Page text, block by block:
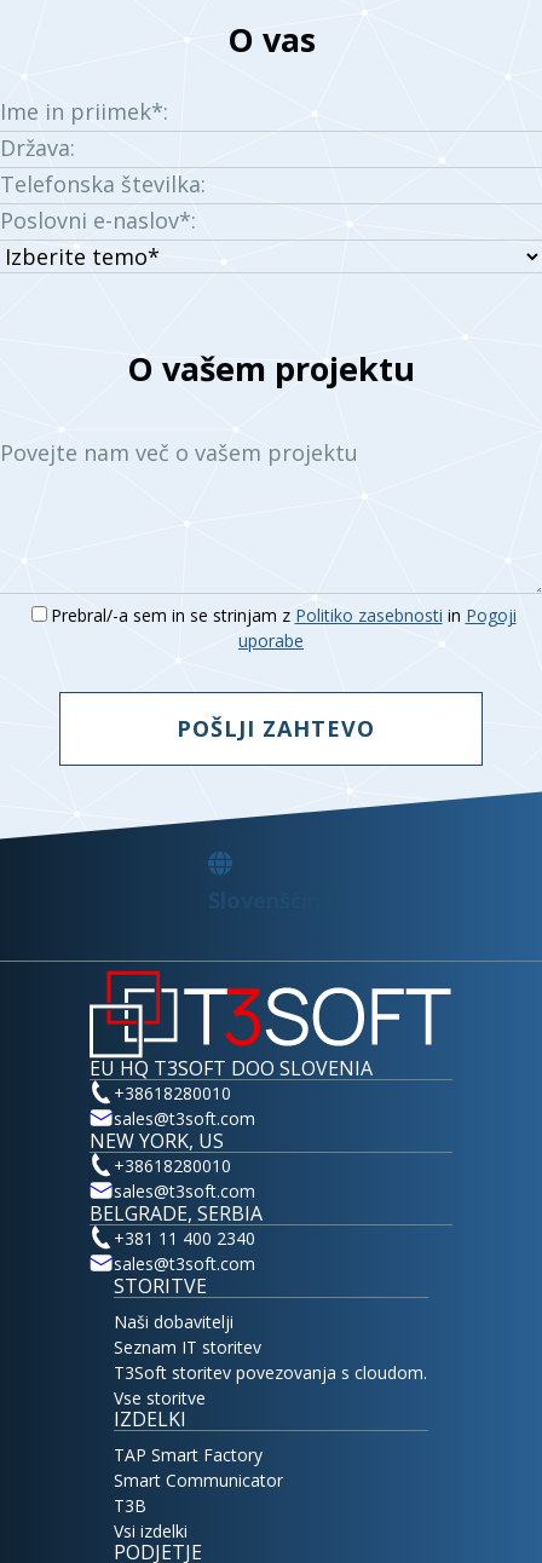
O vas
Ime in priimek*:
Država:
Telefonska številka:
Poslovni e-naslov*:
Izberite
O vašem projektu
Povejte nam več o vašem projektu
Prebral/-a sem in se strinjam z Politiko zasebnosti in Pogoji
uporabe
POŠLJI ZAHTEVO
EU HQ T3SOFT DOO SLOVENIA
+38618280010
sales@t3soft.com
NEW YORK, US
+38618280010
sales@t3soft.com
BELGRADE, SERBIA
+381 11 400 2340
sales@t3soft.com
STORITVE
Naši dobavitelji
Seznam IT storitev
T3Soft storitev povezovanja s cloudom.
Vse storitve
IZDELKI
TAP Smart Factory
Smart Communicator
T3B
Vsi izdelki
PODJETJE